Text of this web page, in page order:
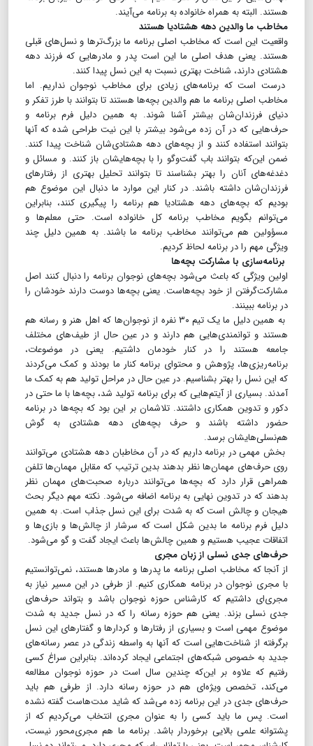
هستند. البته به همراه خانواده به برنامه می‌آیند.
مخاطب ما والدین دهه هشتادیا هستند
واقعیت این است که مخاطب اصلی برنامه ما بزرگ‌ترها و نسل‌های قبلی
هستند. یعنی هدف اصلی ما این است پدر و مادرهایی که فرزند دهه
هشتادی دارند، شناخت بهتری نسبت به این نسل پیدا کنند.
درست است که برنامه‌های زیادی برای مخاطب نوجوان نداریم. اما
مخاطب اصلی برنامه ما هم والدین بچه‌ها هستند تا بتوانند با طرز تفکر و
دنیای فرزندان‌شان بیشتر آشنا شوند. به همین دلیل فرم برنامه و
حرف‌هایی که در آن زده می‌شود بیشتر با این نیت طراحی شده که آنها
بتوانند استفاده کنند و از بچه‌های دهه هشتادی‌شان شناخت پیدا کنند.
ضمن این‌که بتوانند باب گفت‌و‌گو را با بچه‌هایشان باز کنند. و مسائل و
دغدغه‌های آنان را بهتر بشناسند تا بتوانند تحلیل بهتری از رفتارهای
فرزندان‌شان داشته باشند. در کنار این موارد ما دنبال این موضوع هم
بودیم که بچه‌های دهه هشتادیا هم برنامه را پیگیری کنند، بنابراین
می‌توانم بگویم مخاطب برنامه کل خانواده است. حتی معلم‌ها و
مسؤولین هم می‌توانند مخاطب برنامه ما باشند. به همین دلیل چند
ویژگی مهم را در برنامه لحاظ کردیم.
برنامه‌سازی با مشارکت بچه‌ها
اولین ویژگی که باعث می‌شود بچه‌های نوجوان برنامه را دنبال کنند اصل
مشارکت‌گرفتن از خود بچه‌هاست. یعنی بچه‌ها دوست دارند خودشان را
در برنامه ببینند.
به همین دلیل ما یک تیم ۳۰ نفره از نوجوان‌ها که اهل هنر و رسانه هم
هستند و توانمندی‌هایی هم دارند و در عین حال از طیف‌های مختلف
جامعه هستند را در کنار خودمان داشتیم. یعنی در موضوعات،
برنامه‌ریزی‌ها، پژوهش و محتوای برنامه کنار ما بودند و کمک می‌کردند
که این نسل را بهتر بشناسیم. در عین حال در مراحل تولید هم به کمک ما
آمدند. بسیاری از آیتم‌هایی که برای برنامه تولید شد، بچه‌ها با ما حتی در
دکور و تدوین همکاری داشتند. تلاشمان بر این بود که بچه‌ها در برنامه
حضور داشته باشند و حرف بچه‌های دهه هشتادی به گوش
هم‌نسلی‌هایشان برسد.
بخش مهمی در برنامه داریم که در آن مخاطبان دهه هشتادی می‌توانند
روی حرف‌های مهمان‌ها نظر بدهند بدین ترتیب که مقابل مهمان‌ها تلفن
همراهی قرار دارد که بچه‌ها می‌توانند درباره صحبت‌های مهمان نظر
بدهند که در تدوین نهایی به برنامه اضافه می‌شود. نکته مهم دیگر بحث
هیجان و چالش است که به شدت برای این نسل جذاب است. به همین
دلیل فرم برنامه ما بدین شکل است که سرشار از چالش‌ها و بازی‌ها و
اتفاقات عجیب هستیم و همین چالش‌ها باعث ایجاد گفت و گو می‌شود.
حرف‌های جدی نسلی از زبان مجری
از آنجا که مخاطب اصلی برنامه ما پدرها و مادرها هستند، نمی‌توانستیم
با مجری نوجوان در برنامه همکاری کنیم. از طرفی در این مسیر نیاز به
مجری‌ای داشتیم که کارشناس حوزه نوجوان باشد و بتواند حرف‌های
جدی نسلی بزند. یعنی هم حوزه رسانه را که در نسل جدید به شدت
موضوع مهمی است و بسیاری از رفتارها و کردارها و گفتارهای این نسل
برگرفته از شناخت‌هایی است که آنها به واسطه زندگی در عصر رسانه‌های
جدید به خصوص شبکه‌های اجتماعی ایجاد کرده‌اند. بنابراین سراغ کسی
رفتیم که علاوه بر این‌که چندین سال است در حوزه نوجوان مطالعه
می‌کند، تخصص ویژه‌ای هم در حوزه رسانه دارد. از طرفی هم باید
حرف‌های جدی در این برنامه زده می‌شد که شاید مدت‌هاست گفته نشده
است. پس ما باید کسی را به عنوان مجری انتخاب می‌کردیم که از
پشتوانه علمی بالایی برخوردار باشد. برنامه ما هم مجری‌محور نیست،